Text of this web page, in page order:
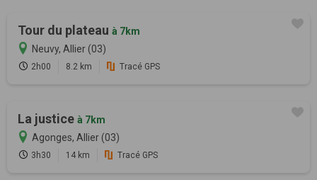
Tour du plateau à 7km
Neuvy, Allier (03)
2h00 8.2 km Tracé GPS
La justice à 7km
Agonges, Allier (03)
3h30 14 km Tracé GPS